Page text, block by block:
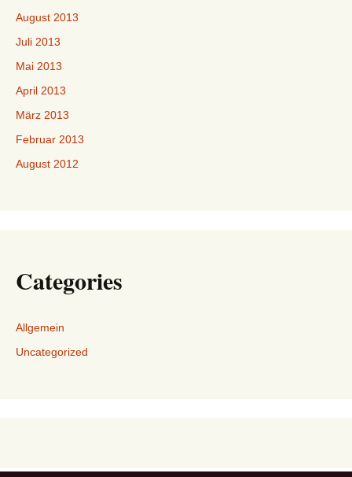
August 2013
Juli 2013
Mai 2013
April 2013
März 2013
Februar 2013
August 2012
Categories
Allgemein
Uncategorized